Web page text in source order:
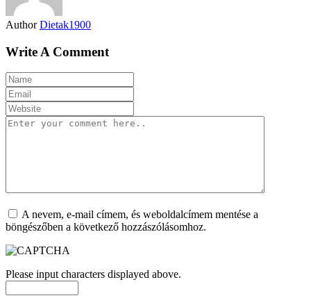
Author Dietak1900
Write A Comment
A nevem, e-mail címem, és weboldalcímem mentése a
böngészőben a következő hozzászólásomhoz.
Please input characters displayed above.